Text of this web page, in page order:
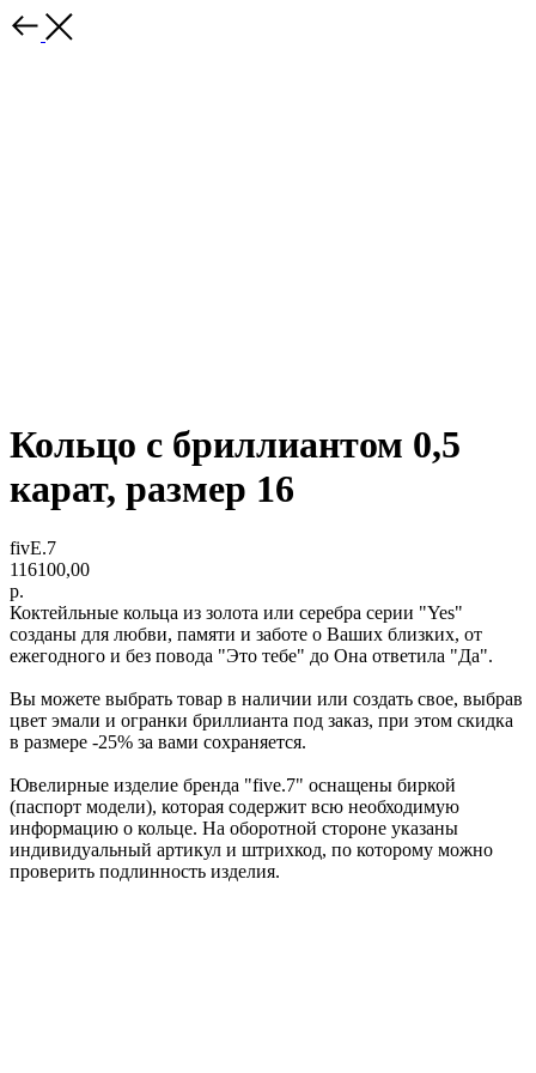
Кольцо с бриллиантом 0,5
карат, размер 16
fivE.7
116100,00
р.
Коктейльные кольца из золота или серебра серии "Yes"
созданы для любви, памяти и заботе о Ваших близких, от
ежегодного и без повода "Это тебе" до Она ответила "Да".
Вы можете выбрать товар в наличии или создать свое, выбрав
цвет эмали и огранки бриллианта под заказ, при этом скидка
в размере -25% за вами сохраняется.
Ювелирные изделие бренда "five.7" оснащены биркой
(паспорт модели), которая содержит всю необходимую
информацию о кольце. На оборотной стороне указаны
индивидуальный артикул и штрихкод, по которому можно
проверить подлинность изделия.